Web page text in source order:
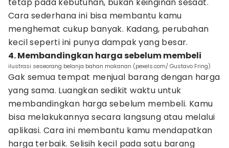
Cara sederhana ini bisa membantu kamu
menghemat cukup banyak. Kadang, perubahan
kecil seperti ini punya dampak yang besar.
4. Membandingkan harga sebelum membeli
ilustrasi seseorang belanja bahan makanan (pexels.com/ Gustavo Fring)
Gak semua tempat menjual barang dengan harga
yang sama. Luangkan sedikit waktu untuk
membandingkan harga sebelum membeli. Kamu
bisa melakukannya secara langsung atau melalui
aplikasi. Cara ini membantu kamu mendapatkan
harga terbaik. Selisih kecil pada satu barang